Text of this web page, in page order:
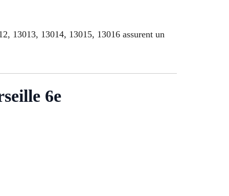
13013, 13014, 13015, 13016 assurent un
6e